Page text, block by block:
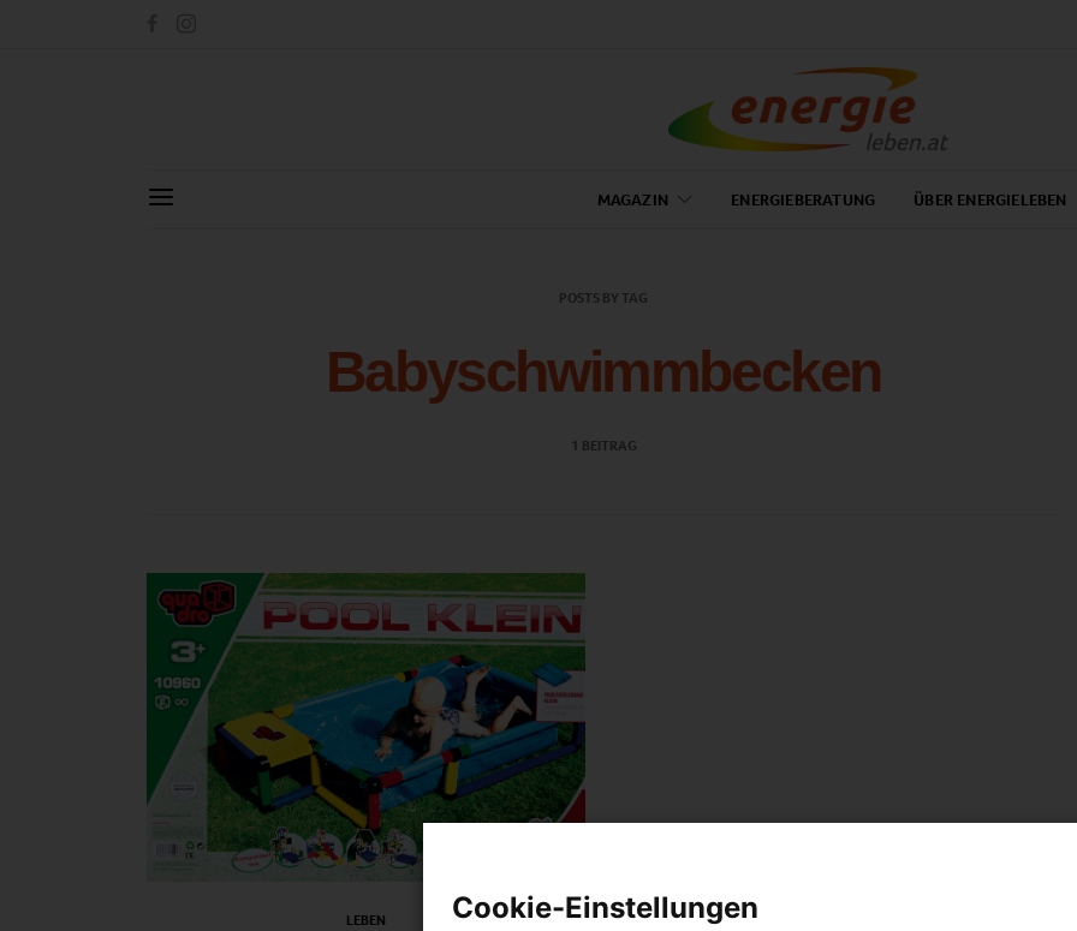
MAGAZIN ENERGIEBERATUNG ÜBER ENERGIELEBEN
POSTS BY TAG
Babyschwimmbecken
1 BEITRAG
LEBEN Cookie-Einstellungen